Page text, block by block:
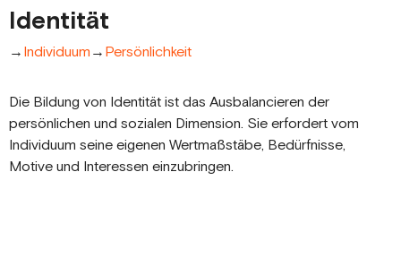
Identität
→ Individuum → Persönlichkeit
Die Bildung von Identität ist das Ausbalancieren der
persönlichen und sozialen Dimension. Sie erfordert vom
Individuum seine eigenen Wertmaßstäbe, Bedürfnisse,
Motive und Interessen einzubringen.